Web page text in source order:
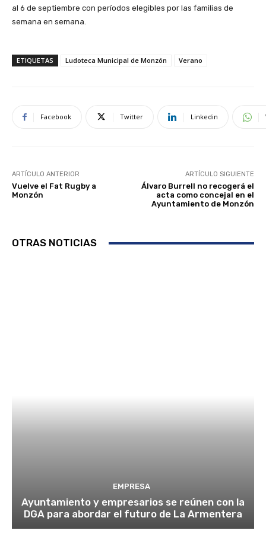
al 6 de septiembre con períodos elegibles por las familias de
semana en semana.
ETIQUETAS Ludoteca Municipal de Monzón Verano
Facebook Twitter Linkedin
ARTÍCULO ANTERIOR
Vuelve el Fat Rugby a
Monzón
ARTÍCULO SIGUIENTE
Álvaro Burrell no recogerá el
acta como concejal en el
Ayuntamiento de Monzón
OTRAS NOTICIAS
EMPRESA
Ayuntamiento y empresarios se reúnen con la
DGA para abordar el futuro de La Armentera